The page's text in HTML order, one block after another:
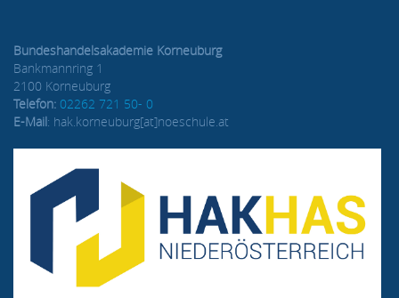
Bundeshandelsakademie Korneuburg
Bankmannring 1
2100 Korneuburg
Telefon: 02262 721 50- 0
E-Mail: hak.korneuburg[at]noeschule.at